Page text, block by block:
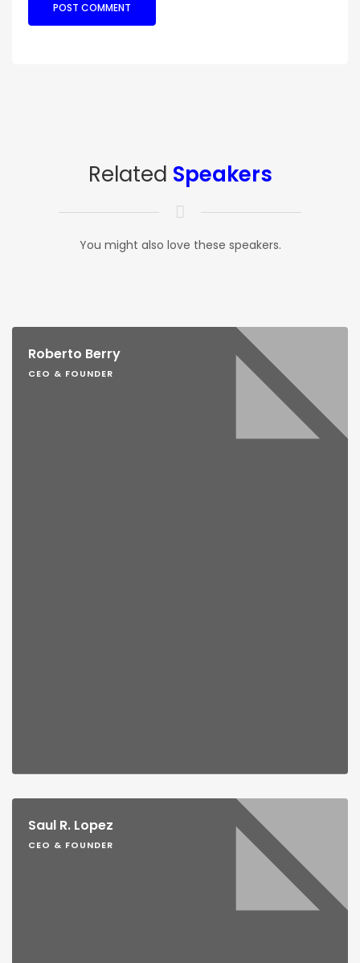
Related Speakers
You might also love these speakers.
Roberto Berry
CEO & FOUNDER
Saul R. Lopez
CEO & FOUNDER